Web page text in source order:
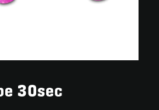
30sec